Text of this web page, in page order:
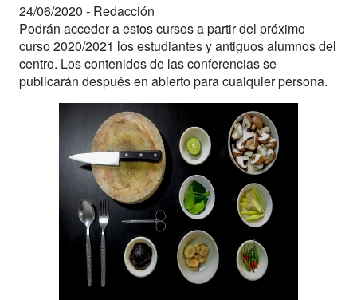
24/06/2020 - Redacción
Podrán acceder a estos cursos a partir del próximo
curso 2020/2021 los estudiantes y antiguos alumnos del
centro. Los contenidos de las conferencias se
publicarán después en abierto para cualquier persona.